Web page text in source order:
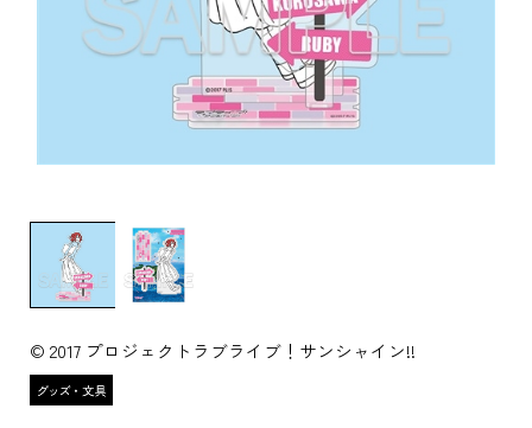
© 2017 プロジェクトラブライブ！サンシャイン!!